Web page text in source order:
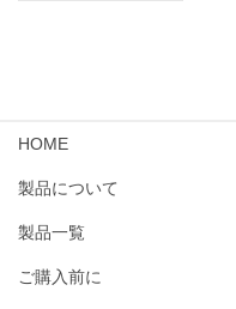
HOME
製品について
製品一覧
ご購入前に